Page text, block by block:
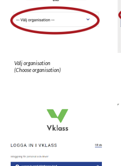
Välj organisation
(Choose organisation)